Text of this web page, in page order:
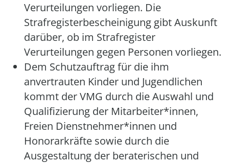
Verurteilungen vorliegen. Die
Strafregisterbescheinigung gibt Auskunft
darüber, ob im Strafregister
Verurteilungen gegen Personen vorliegen.
Dem Schutzauftrag für die ihm
anvertrauten Kinder und Jugendlichen
kommt der VMG durch die Auswahl und
Qualifizierung der Mitarbeiter*innen,
Freien Dienstnehmer*innen und
Honorarkräfte sowie durch die
Ausgestaltung der beraterischen und